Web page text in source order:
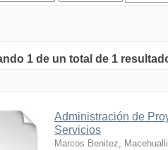
1 de un total de 1
Administración de
Servicios
Marcos Benitez,